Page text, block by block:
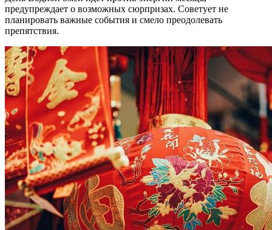
предупреждает о возможных сюрпризах. Советует не
планировать важные события и смело преодолевать
препятствия.